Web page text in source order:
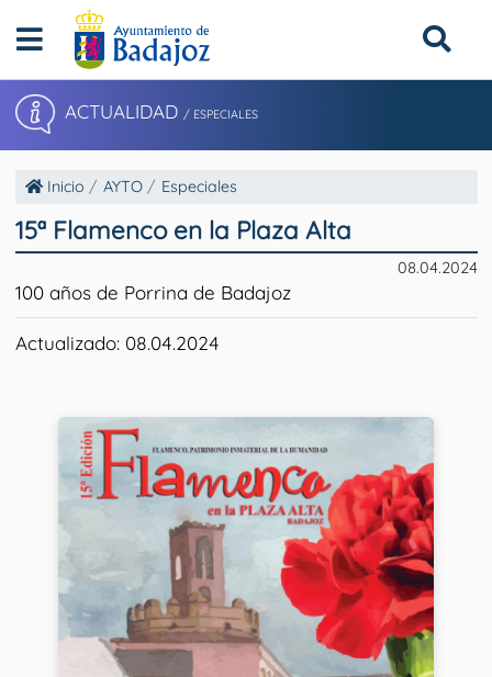
ACTUALIDAD / ESPECIALES
Inicio AYTO Especiales
15ª Flamenco en la Plaza Alta
08.04.2024
100 años de Porrina de Badajoz
Actualizado: 08.04.2024